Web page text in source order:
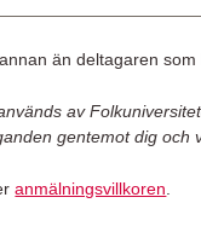
än deltagaren som
av
gentemot dig och
anmälningsvillkoren